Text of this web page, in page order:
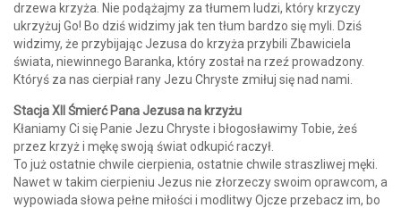
drzewa krzyża. Nie podążajmy za tłumem ludzi, który krzyczy
ukrzyżuj Go! Bo dziś widzimy jak ten tłum bardzo się myli. Dziś
widzimy, że przybijając Jezusa do krzyża przybili Zbawiciela
świata, niewinnego Baranka, który został na rzeź prowadzony.
Któryś za nas cierpiał rany Jezu Chryste zmiłuj się nad nami.
Stacja XII Śmierć Pana Jezusa na krzyżu
Kłaniamy Ci się Panie Jezu Chryste i błogosławimy Tobie, żeś
przez krzyż i mękę swoją świat odkupić raczył.
To już ostatnie chwile cierpienia, ostatnie chwile straszliwej męki.
Nawet w takim cierpieniu Jezus nie złorzeczy swoim oprawcom, a
wypowiada słowa pełne miłości i modlitwy Ojcze przebacz im, bo